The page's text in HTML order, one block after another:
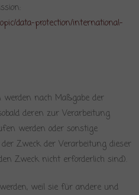
data-protection/international-
nach Maßgabe der
deren zur Verarbeitung
werden oder sonstige
Zweck der Verarbeitung dieser
Zweck nicht erforderlich sind).
weil sie für andere und